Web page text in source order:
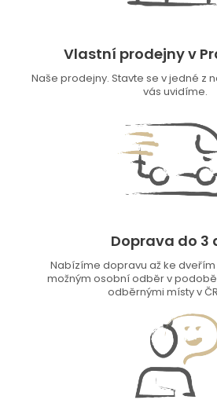
Vlastní prodejny v
Naše prodejny. Stavte se v jedné z
vás uvidíme.
Doprava do 3
Nabízíme dopravu až ke
možným osobní odběr v podobě
odběrnými místy v